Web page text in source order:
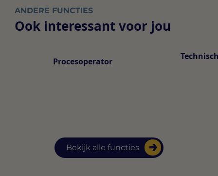
ANDERE FUNCTIES
Ook interessant voor jou
Bekijk alle functies
Procesoperator